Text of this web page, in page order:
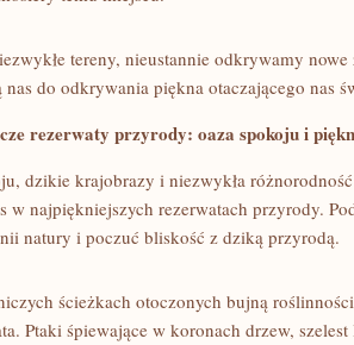
tereny, nieustannie odkrywamy
do‌ odkrywania piękna otaczającego nas
rezerwaty przyrody:‍ oaza spokoju i
dzikie krajobrazy i niezwykła
w najpiękniejszych rezerwatach przyrody.
natury i poczuć bliskość z dziką przyrodą.
ścieżkach otoczonych bujną
Ptaki śpiewające w koronach drzew,